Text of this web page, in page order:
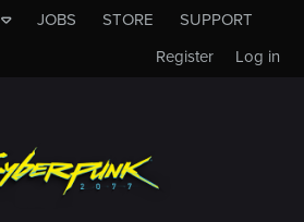
JOBS STORE
SUPPORT
Log in
Register